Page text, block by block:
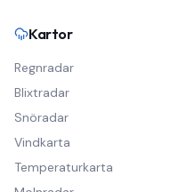
Kartor
Regnradar
Blixtradar
Snöradar
Vindkarta
Temperaturkarta